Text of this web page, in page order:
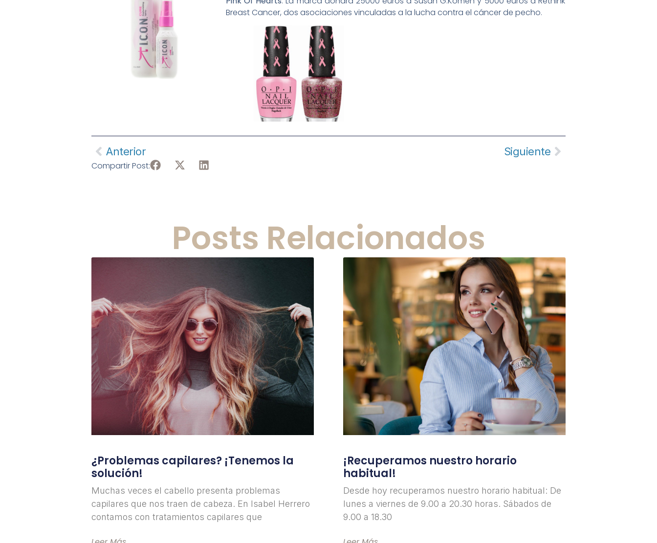
Breast Cancer, dos asociaciones vinculadas a la lucha contra el cáncer de pecho.
Anterior Siguiente
Compartir Post:
Posts Relacionados
¿Problemas capilares? ¡Tenemos la
solución!
Muchas veces el cabello presenta problemas
capilares que nos traen de cabeza. En Isabel Herrero
contamos con tratamientos capilares que
¡Recuperamos nuestro horario
habitual!
Desde hoy recuperamos nuestro horario habitual: De
lunes a viernes de 9.00 a 20.30 horas. Sábados de
9.00 a 18.30